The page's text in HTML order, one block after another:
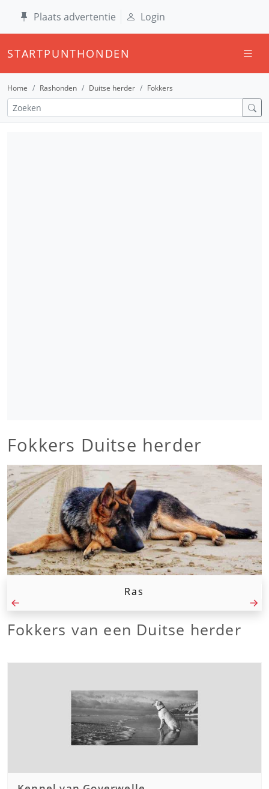
Plaats advertentie Login
STARTPUNTHONDEN
Home Rashonden Duitse herder Fokkers
Fokkers Duitse herder
Ras
Fokkers van een Duitse herder